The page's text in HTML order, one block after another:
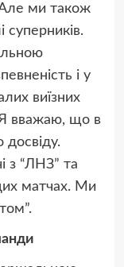
ми також
суперників.
і у
виїзних
Я вважаю, що в
з “ЛНЗ” та
матчах. Ми